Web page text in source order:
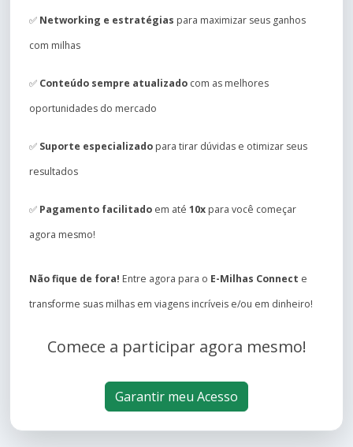
✅ Networking e estratégias para maximizar seus ganhos
com milhas
✅ Conteúdo sempre atualizado com as melhores
oportunidades do mercado
✅ Suporte especializado para tirar dúvidas e otimizar seus
resultados
✅ Pagamento facilitado em até 10x para você começar
agora mesmo!
Não fique de fora! Entre agora para o E-Milhas Connect e
transforme suas milhas em viagens incríveis e/ou em dinheiro!
Comece a participar agora mesmo!
Garantir meu Acesso